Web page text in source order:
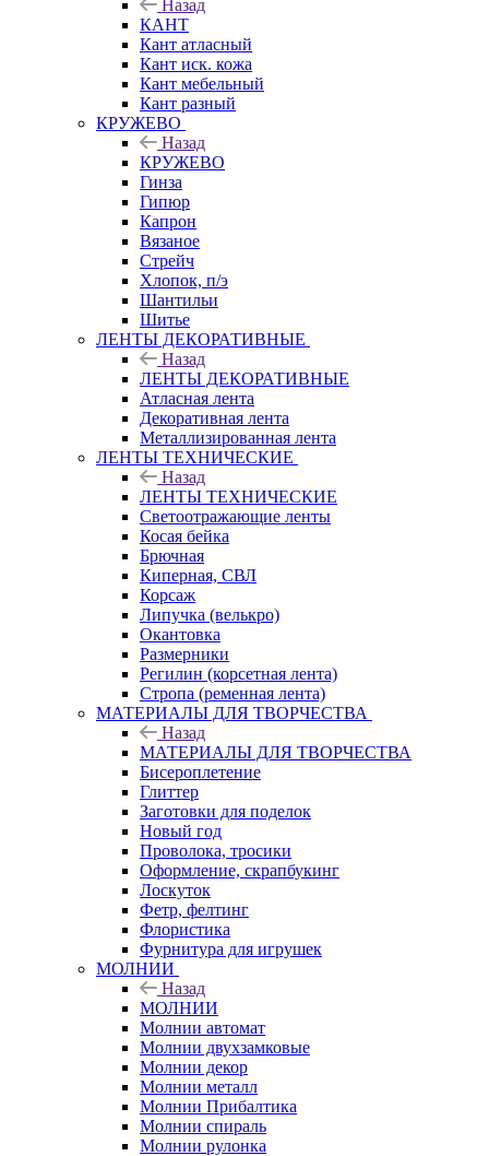
Назад
КАНТ
Кант атласный
Кант иск. кожа
Кант мебельный
Кант разный
КРУЖЕВО
Назад
КРУЖЕВО
Гинза
Гипюр
Капрон
Вязаное
Стрейч
Хлопок, п/э
Шантильи
Шитье
ЛЕНТЫ ДЕКОРАТИВНЫЕ
Назад
ЛЕНТЫ ДЕКОРАТИВНЫЕ
Атласная лента
Декоративная лента
Металлизированная лента
ЛЕНТЫ ТЕХНИЧЕСКИЕ
Назад
ЛЕНТЫ ТЕХНИЧЕСКИЕ
Светоотражающие ленты
Косая бейка
Брючная
Киперная, СВЛ
Корсаж
Липучка (велькро)
Окантовка
Размерники
Регилин (корсетная лента)
Стропа (ременная лента)
МАТЕРИАЛЫ ДЛЯ ТВОРЧЕСТВА
Назад
МАТЕРИАЛЫ ДЛЯ ТВОРЧЕСТВА
Бисероплетение
Глиттер
Заготовки для поделок
Новый год
Проволока, тросики
Оформление, скрапбукинг
Лоскуток
Фетр, фелтинг
Флористика
Фурнитура для игрушек
МОЛНИИ
Назад
МОЛНИИ
Молнии автомат
Молнии двухзамковые
Молнии декор
Молнии металл
Молнии Прибалтика
Молнии спираль
Молнии рулонка